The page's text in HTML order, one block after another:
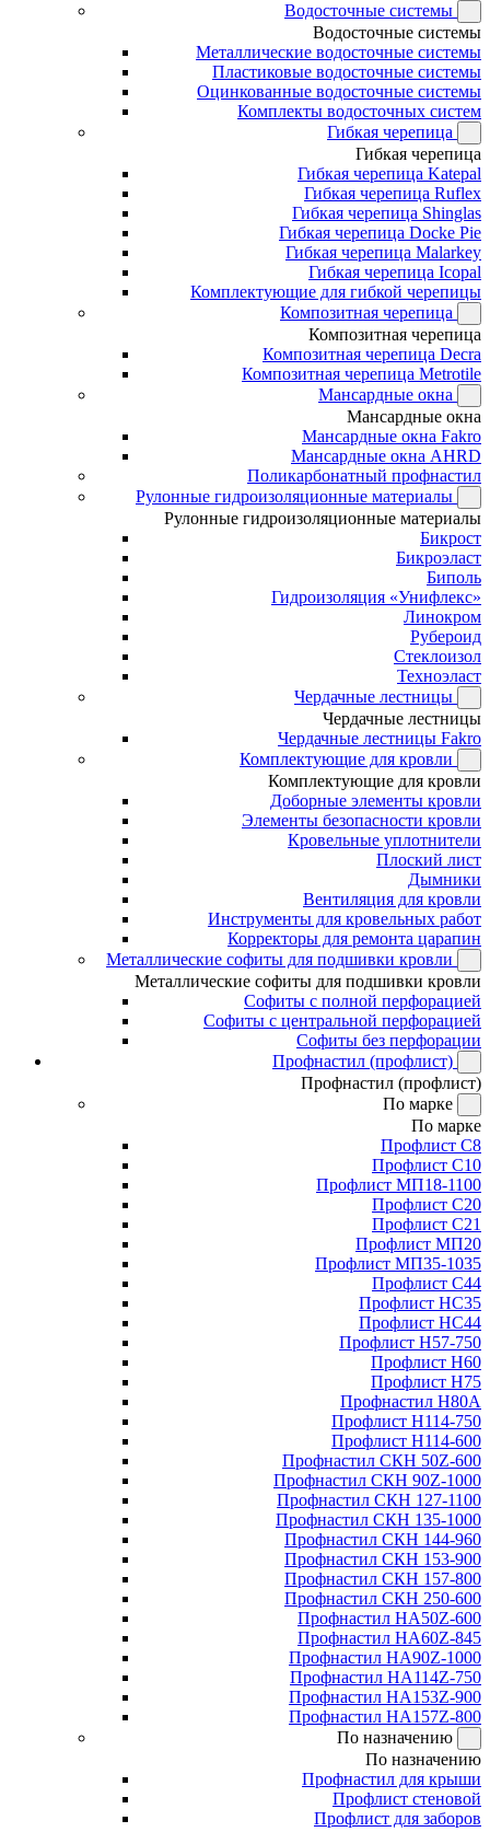
Водосточные системы
Водосточные системы
Металлические водосточные системы
Пластиковые водосточные системы
Оцинкованные водосточные системы
Комплекты водосточных систем
Гибкая черепица
Гибкая черепица
Гибкая черепица Katepal
Гибкая черепица Ruflex
Гибкая черепица Shinglas
Гибкая черепица Docke Pie
Гибкая черепица Malarkey
Гибкая черепица Icopal
Комплектующие для гибкой черепицы
Композитная черепица
Композитная черепица
Композитная черепица Decra
Композитная черепица Metrotile
Мансардные окна
Мансардные окна
Мансардные окна Fakro
Мансардные окна AHRD
Поликарбонатный профнастил
Рулонные гидроизоляционные материалы
Рулонные гидроизоляционные материалы
Бикрост
Бикроэласт
Биполь
Гидроизоляция «Унифлекс»
Линокром
Рубероид
Стеклоизол
Техноэласт
Чердачные лестницы
Чердачные лестницы
Чердачные лестницы Fakro
Комплектующие для кровли
Комплектующие для кровли
Доборные элементы кровли
Элементы безопасности кровли
Кровельные уплотнители
Плоский лист
Дымники
Вентиляция для кровли
Инструменты для кровельных работ
Корректоры для ремонта царапин
Металлические софиты для подшивки кровли
Металлические софиты для подшивки кровли
Софиты с полной перфорацией
Софиты с центральной перфорацией
Софиты без перфорации
Профнастил (профлист)
Профнастил (профлист)
По марке
По марке
Профлист С8
Профлист С10
Профлист МП18-1100
Профлист С20
Профлист С21
Профлист МП20
Профлист МП35-1035
Профлист С44
Профлист НС35
Профлист НС44
Профлист Н57-750
Профлист Н60
Профлист Н75
Профнастил Н80А
Профлист Н114-750
Профлист Н114-600
Профнастил СКН 50Z-600
Профнастил СКН 90Z-1000
Профнастил СКН 127-1100
Профнастил СКН 135-1000
Профнастил СКН 144-960
Профнастил СКН 153-900
Профнастил СКН 157-800
Профнастил СКН 250-600
Профнастил НА50Z-600
Профнастил НА60Z-845
Профнастил НА90Z-1000
Профнастил НА114Z-750
Профнастил НА153Z-900
Профнастил НА157Z-800
По назначению
По назначению
Профнастил для крыши
Профлист стеновой
Профлист для заборов